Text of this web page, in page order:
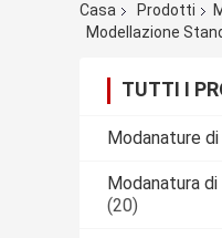
Casa Prodotti
TUTTI I
Modanature
Modanatura
(20)